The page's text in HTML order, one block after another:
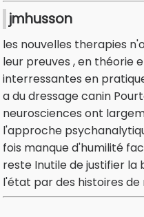
jmhusson
les nouvelles therapies
leur preuves , en théorie
interressantes en
a du dressage canin
neurosciences ont
l'approche
fois manque d'humilité
reste Inutile de justifier la
l'état par des histoires